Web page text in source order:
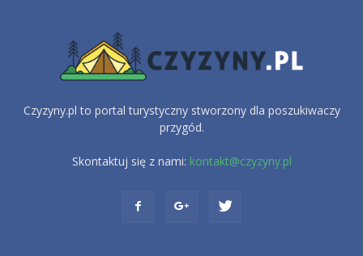
Czyzyny.pl to portal turystyczny stworzony dla poszukiwaczy
przygód.
Skontaktuj się z nami: kontakt@czyzyny.pl